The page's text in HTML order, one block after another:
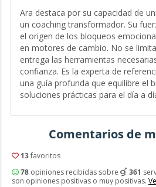
Ara destaca por su capacidad de
un coaching transformador. Su
el origen de los bloqueos
en motores de cambio. No se
entrega las herramientas
confianza. Es la experta de
una guía profunda que equilibre el
soluciones prácticas para el día a
Comentarios de
13favoritos
78opiniones recibidas sobre 361
son opiniones positivas o muy positivas.